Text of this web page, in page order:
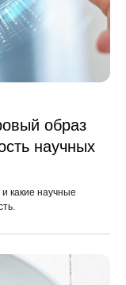
образ
научных
и какие научные